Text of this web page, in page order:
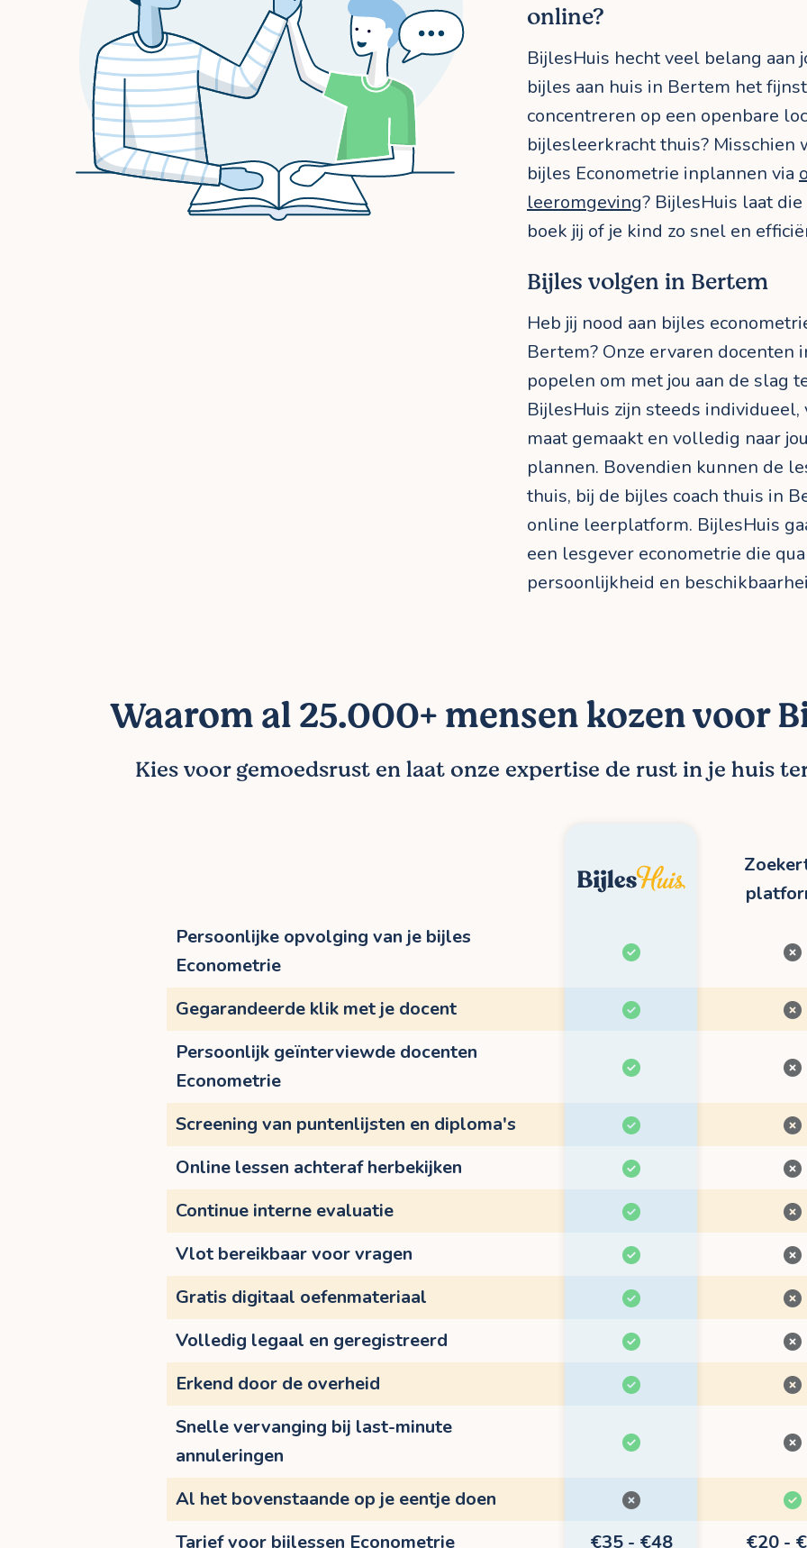
online?
BijlesHuis hecht veel belang aan
bijles aan huis in Bertem het
concentreren op een openbare
bijlesleerkracht thuis?
bijles Econometrie inplannen via
leeromgeving? BijlesHuis laat die
boek jij of je kind zo snel en
Bijles volgen in Bertem
Heb jij nood aan bijles
Bertem? Onze ervaren docenten
popelen om met jou aan de slag
BijlesHuis zijn steeds
maat gemaakt en volledig naar
plannen. Bovendien kunnen de
thuis, bij de bijles coach thuis in
online leerplatform. BijlesHuis
een lesgever econometrie die
persoonlijkheid en
Waarom al 25.000+ mensen kozen voor
Kies voor gemoedsrust en laat onze expertise de rust in je huis
Persoonlijke opvolging van je bijles
Econometrie
Gegarandeerde klik met je docent
Persoonlijk geïnterviewde docenten
Econometrie
Screening van puntenlijsten en diploma's
Online lessen achteraf herbekijken
Continue interne evaluatie
Vlot bereikbaar voor vragen
Gratis digitaal oefenmateriaal
Volledig legaal en geregistreerd
Erkend door de overheid
Snelle vervanging bij last-minute
annuleringen
Al het bovenstaande op je eentje doen
Tarief voor bijlessen Econometrie
€35 - €48 €20 -